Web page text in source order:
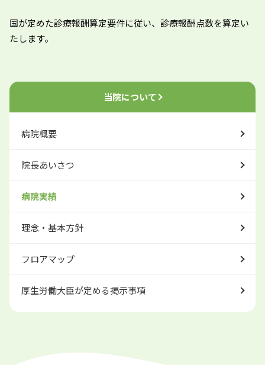
当院について
病院概要
院長あいさつ
病院実績
理念・基本方針
フロアマップ
厚生労働大臣が定める掲示事項
国が定めた診療報酬算定要件に従い、診療報酬点数を算定い
たします。